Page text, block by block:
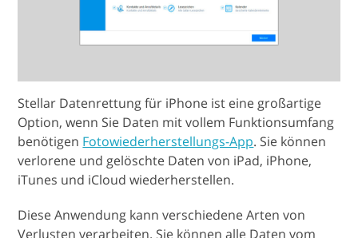
Stellar Datenrettung für iPhone ist eine großartige
Option, wenn Sie Daten mit vollem Funktionsumfang
benötigen Fotowiederherstellungs-App. Sie können
verlorene und gelöschte Daten von iPad, iPhone,
iTunes und iCloud wiederherstellen.
Diese Anwendung kann verschiedene Arten von
Verlusten verarbeiten. Sie können alle Daten vom